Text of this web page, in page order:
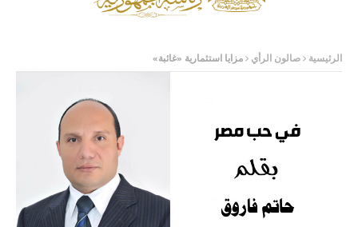
الرئيسية صالون الرأي مزايا استثمارية «غائبة»